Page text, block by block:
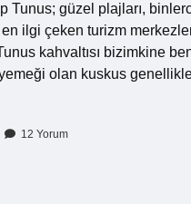
Tunus; güzel plajları,
en ilgi çeken turizm
kahvaltısı bizimkine
olan kuskus
12 Yorum